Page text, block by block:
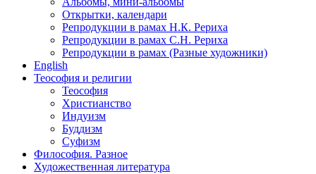
Открытки, календари
Репродукции в рамах Н.К. Рериха
Репродукции в рамах С.Н. Рериха
Репродукции в рамах (Разные художники)
English
Теософия и религии
Теософия
Христианство
Индуизм
Буддизм
Суфизм
Философия. Разное
Художественная литература